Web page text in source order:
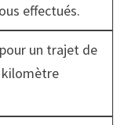
effectués.
un trajet de
kilomètre